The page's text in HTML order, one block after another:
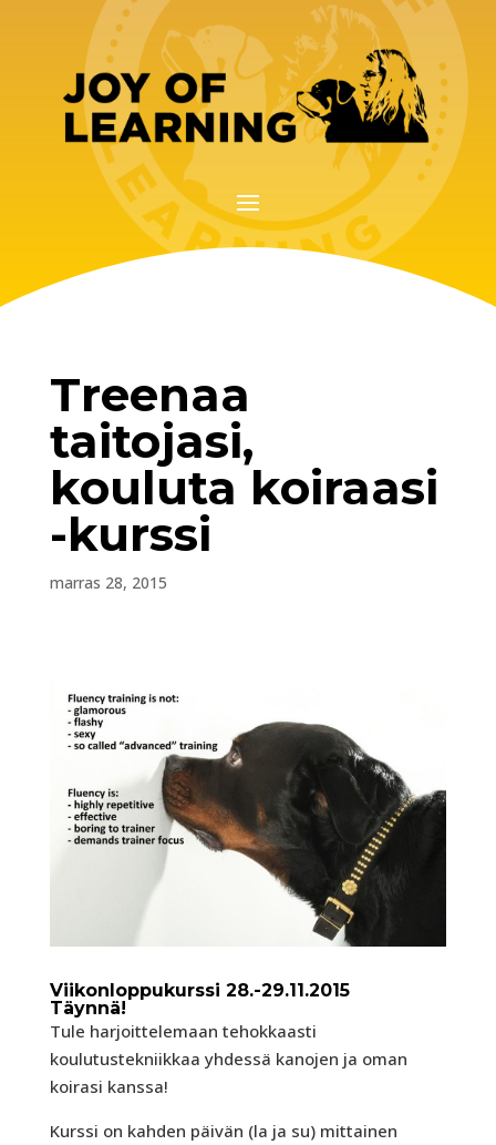
Treenaa
taitojasi,
kouluta koiraasi
-kurssi
marras 28, 2015
Viikonloppukurssi 28.-29.11.2015
Täynnä!
Tule harjoittelemaan tehokkaasti
koulutustekniikkaa yhdessä kanojen ja oman
koirasi kanssa!
Kurssi on kahden päivän (la ja su) mittainen